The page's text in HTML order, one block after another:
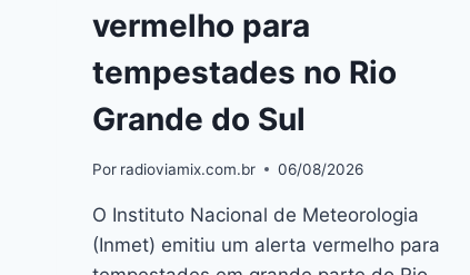
vermelho para
tempestades no Rio
Grande do Sul
Por radioviamix.com.br 06/08/2026
O Instituto Nacional de Meteorologia
(Inmet) emitiu um alerta vermelho para